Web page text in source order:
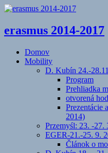
erasmus 2014-2017
Domov
Mobility
D. Kubín 24.-
Program
Prehliadka
otvorená
Prezentácie
2014)
Przemyśl: 23. -27.
EGER-21.-25. 9.
Článok o